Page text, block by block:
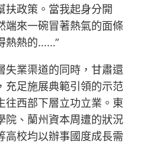
扶政策。當我起身分開
端來一碗冒著熱氣的面條
熱熱的……”
失業渠道的同時，甘肅還
充足施展典範引領的示范
往西部下層立功立業。東
院、蘭州資本周遭的狀況
高校均以辦事國度成長需